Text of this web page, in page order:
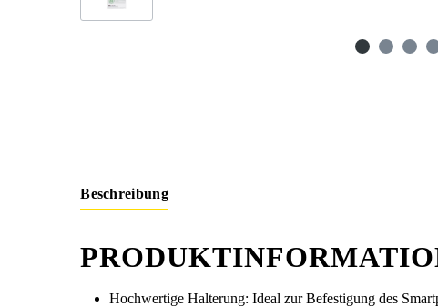
Beschreibung
Hochwertige Halterung: Ideal zur Befestigung des